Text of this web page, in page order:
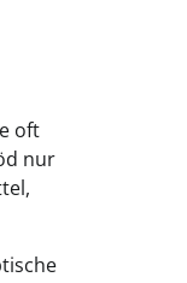
oft
nur